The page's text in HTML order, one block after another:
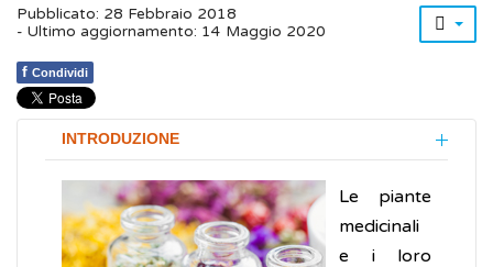
Pubblicato: 28 Febbraio 2018
- Ultimo aggiornamento: 14 Maggio 2020
f Condividi
INTRODUZIONE
Le piante
medicinali
e i loro